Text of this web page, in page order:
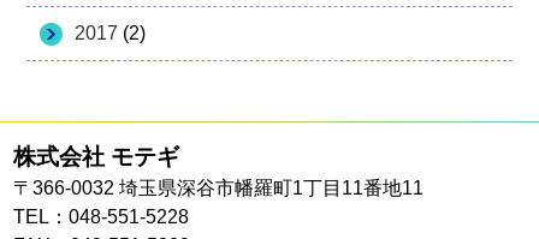
2017 (2)
株式会社 モテギ
〒366-0032 埼玉県深谷市幡羅町1丁目11番地11
TEL：048-551-5228